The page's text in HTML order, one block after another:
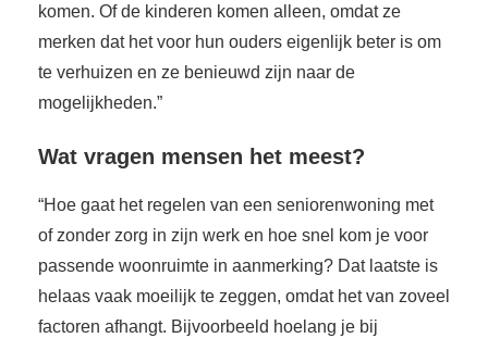
komen. Of de kinderen komen alleen, omdat ze
merken dat het voor hun ouders eigenlijk beter is om
te verhuizen en ze benieuwd zijn naar de
mogelijkheden.”
Wat vragen mensen het meest?
“Hoe gaat het regelen van een seniorenwoning met
of zonder zorg in zijn werk en hoe snel kom je voor
passende woonruimte in aanmerking? Dat laatste is
helaas vaak moeilijk te zeggen, omdat het van zoveel
factoren afhangt. Bijvoorbeeld hoelang je bij